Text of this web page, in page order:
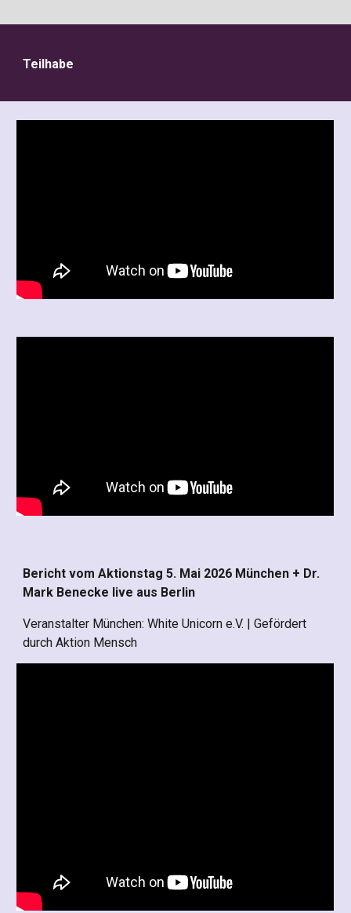
Teilhabe
Bericht vom Aktionstag 5. Mai 2026 München + Dr.
Mark Benecke live aus Berlin
Veranstalter München: White Unicorn e.V. | Gefördert
durch Aktion Mensch